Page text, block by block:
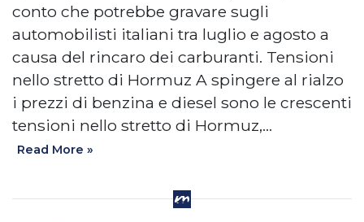
conto che potrebbe gravare sugli
automobilisti italiani tra luglio e agosto a
causa del rincaro dei carburanti. Tensioni
nello stretto di Hormuz A spingere al rialzo
i prezzi di benzina e diesel sono le crescenti
tensioni nello stretto di Hormuz,…
Read More »